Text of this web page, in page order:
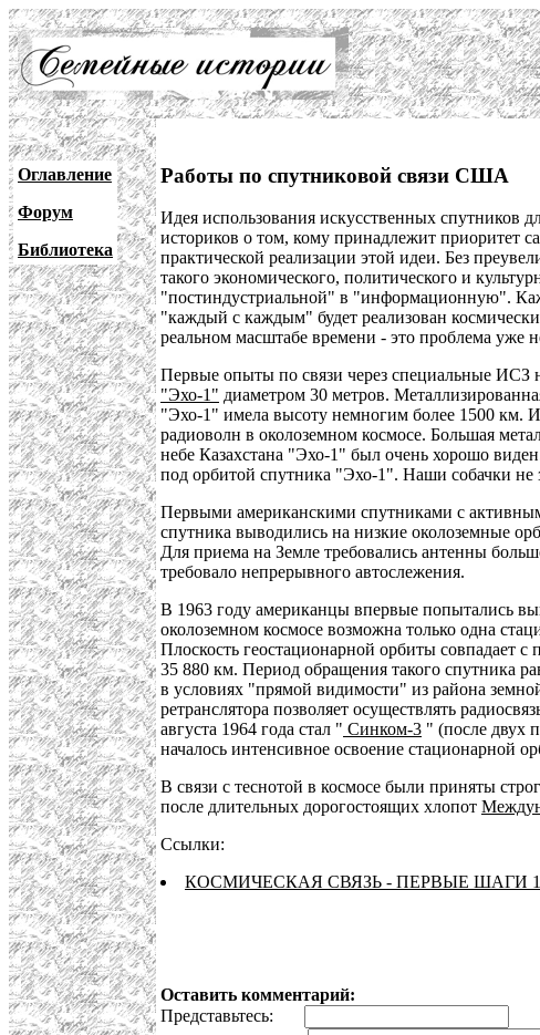
Оглавление
Форум
Библиотека
Работы по спутниковой связи США
Идея использования искусственных спутников
историков о том, кому принадлежит приоритет
практической реализации этой идеи. Без
такого экономического, политического и
"постиндустриальной" в "информационную".
"каждый с каждым" будет реализован
реальном масштабе времени - это проблема уже
Первые опыты по связи через специальные ИСЗ
"Эхо-1" диаметром 30 метров.
"Эхо-1" имела высоту немногим более 1500 км.
радиоволн в околоземном космосе. Большая
небе Казахстана "Эхо-1" был очень хорошо
под орбитой спутника "Эхо-1". Наши собачки не
Первыми американскими спутниками с
спутника выводились на низкие околоземные
Для приема на Земле требовались антенны
требовало непрерывного автослежения.
В 1963 году американцы впервые попытались
околоземном космосе возможна только одна
Плоскость геостационарной орбиты совпадает с
35 880 км. Период обращения такого спутника
в условиях "прямой видимости" из района
ретранслятора позволяет осуществлять
августа 1964 года стал " Синком-3 " (после двух
началось интенсивное освоение стационарной
В связи с теснотой в космосе были приняты
после длительных дорогостоящих хлопот
Ссылки:
КОСМИЧЕСКАЯ СВЯЗЬ - ПЕРВЫЕ ШАГИ
Оставить комментарий:
Представьтесь: